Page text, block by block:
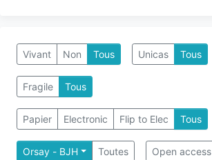
Vivant Non Tous Unicas Tous
Fragile Tous
Papier Electronic Flip to Elec Tous
Orsay - BJH Toutes Open access